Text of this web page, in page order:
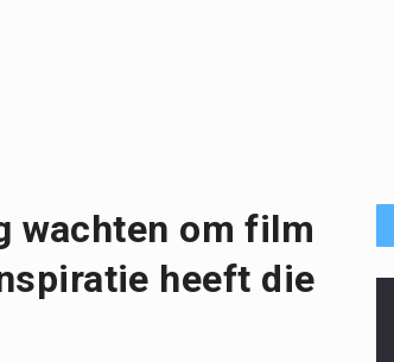
wachten om film
heeft die